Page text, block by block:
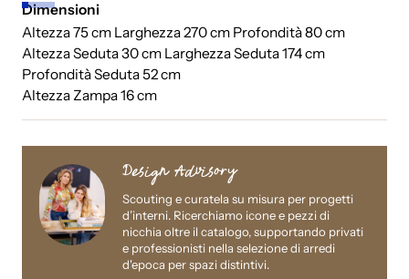
immagine
schermo
immagine
schermo
immagine
schermo
immagine
schermo
immagine
schermo
Dimensioni
Altezza 75 cm Larghezza 270 cm Profondità 80 cm
Altezza Seduta 30 cm Larghezza Seduta 174 cm
Profondità Seduta 52 cm
Altezza Zampa 16 cm
Design Advisory
Scouting e curatela su misura per progetti
d’interni. Ricerchiamo icone e pezzi di
nicchia oltre il catalogo, supportando privati
e professionisti nella selezione di arredi
d'epoca per spazi distintivi.